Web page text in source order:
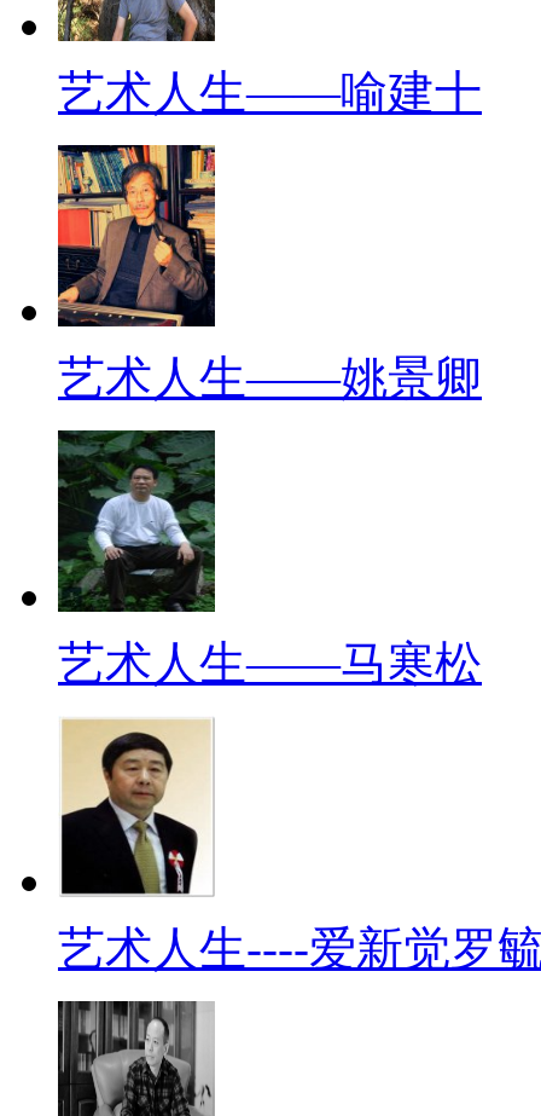
艺术人生——喻建十
艺术人生——姚景卿
艺术人生——马寒松
艺术人生----爱新觉罗